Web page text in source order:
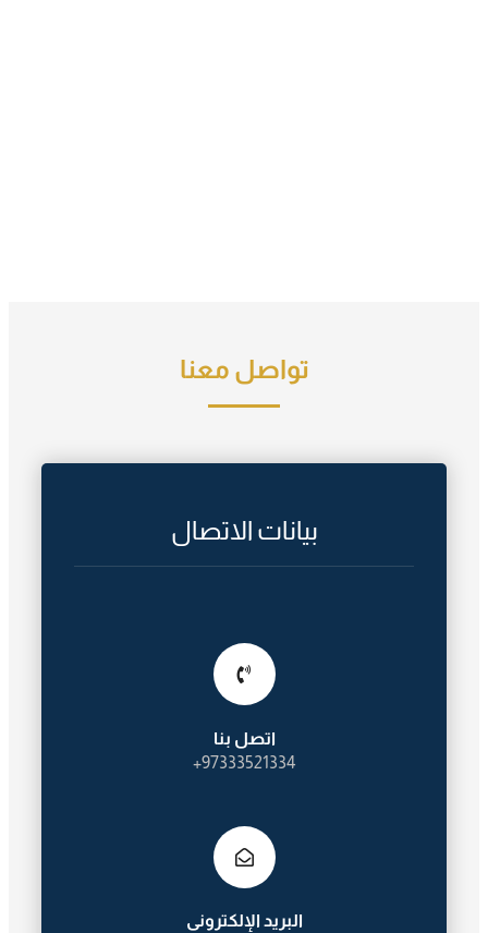
بيانات الاتصال
اتصل بنا
97333521334+
البريد الإلكترونى
تواصل معنا